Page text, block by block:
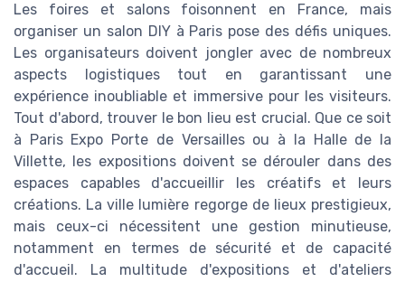
Les foires et salons foisonnent en France, mais
organiser un salon DIY à Paris pose des défis uniques.
Les organisateurs doivent jongler avec de nombreux
aspects logistiques tout en garantissant une
expérience inoubliable et immersive pour les visiteurs.
Tout d'abord, trouver le bon lieu est crucial. Que ce soit
à Paris Expo Porte de Versailles ou à la Halle de la
Villette, les expositions doivent se dérouler dans des
espaces capables d'accueillir les créatifs et leurs
créations. La ville lumière regorge de lieux prestigieux,
mais ceux-ci nécessitent une gestion minutieuse,
notamment en termes de sécurité et de capacité
d'accueil. La multitude d'expositions et d'ateliers